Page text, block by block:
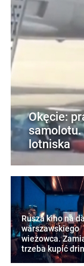
Okęcie:
samolotu.
lotniska
Rusza kino na
warszawskiego
wieżowca.
trzeba kupić